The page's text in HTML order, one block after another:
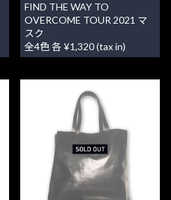
FIND THE WAY TO
OVERCOME TOUR 2021 マ
スク
全4色 各 ¥1,320 (tax in)